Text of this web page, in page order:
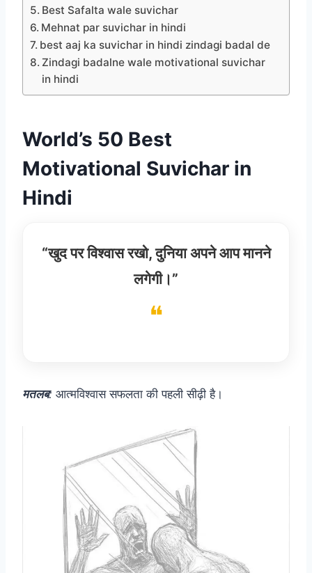
Best Safalta wale suvichar
Mehnat par suvichar in hindi
best aaj ka suvichar in hindi zindagi badal de
Zindagi badalne wale motivational suvichar
in hindi
World’s 50 Best
Motivational Suvichar in
Hindi
“खुद पर विश्वास रखो, दुनिया अपने आप मानने
लगेगी।”
मतलब: आत्मविश्वास सफलता की पहली सीढ़ी है।